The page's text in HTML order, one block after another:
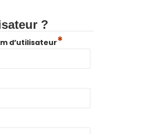
?
d’utilisateur*